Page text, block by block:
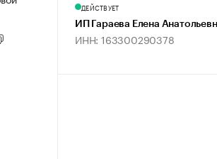
ДЕЙСТВУЕТ
ИП Гараева Елена
ИНН: 163300290378